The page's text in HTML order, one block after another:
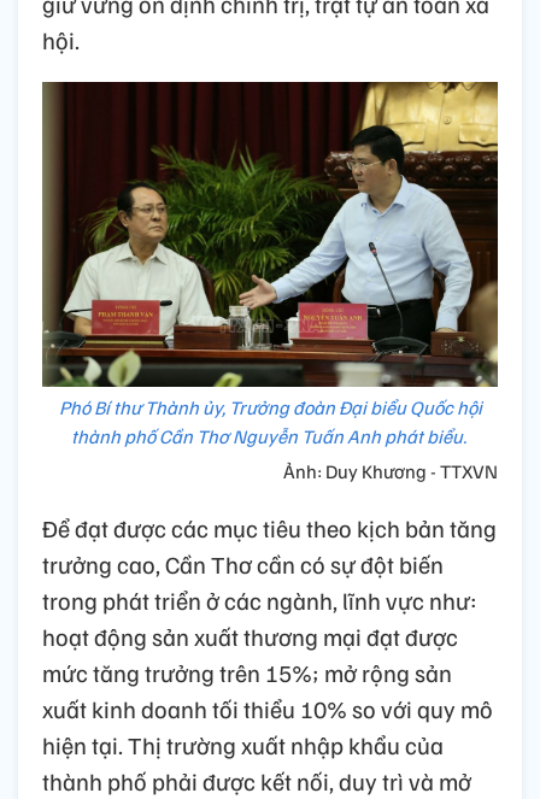
hội.
Phó Bí thư Thành ủy, Trưởng đoàn Đại biểu Quốc hội
thành phố Cần Thơ Nguyễn Tuấn Anh phát biểu.
Ảnh: Duy Khương - TTXVN
Để đạt được các mục tiêu theo kịch bản tăng
trưởng cao, Cần Thơ cần có sự đột biến
trong phát triển ở các ngành, lĩnh vực như:
hoạt động sản xuất thương mại đạt được
mức tăng trưởng trên 15%; mở rộng sản
xuất kinh doanh tối thiểu 10% so với quy mô
hiện tại. Thị trường xuất nhập khẩu của
thành phố phải được kết nối, duy trì và mở